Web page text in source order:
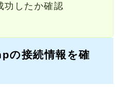
功したか確認
接続情報を確